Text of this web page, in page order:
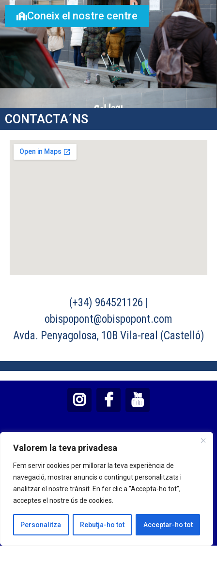
Valorem la teva privadesa
Fem servir cookies per millorar la teva experiència de
navegació, mostrar anuncis o contingut personalitzats i
analitzar el nostre trànsit. En fer clic a "Accepta-ho tot",
acceptes el nostre ús de cookies.
Personalitza Rebutja-ho tot Acceptar-ho tot
Coneix el nostre centre
CONTACTA´NS
(+34) 964521126 |
obispopont@obispopont.com
Avda. Penyagolosa, 10B Vila-real (Castelló)